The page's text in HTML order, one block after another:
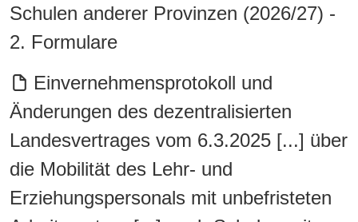
Schulen anderer Provinzen (2026/27) -
2. Formulare
Einvernehmensprotokoll und
Änderungen des dezentralisierten
Landesvertrages vom 6.3.2025 [...] über
die Mobilität des Lehr- und
Erziehungspersonals mit unbefristeten